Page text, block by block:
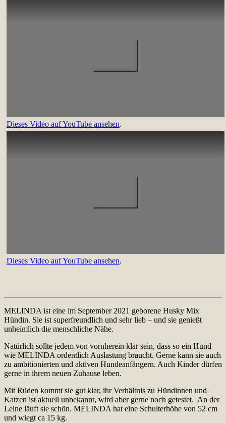
Dieses Video auf YouTube ansehen.
Dieses Video auf YouTube ansehen.
MELINDA ist eine im September 2021 geborene Husky Mix
Hündin. Sie ist superfreundlich und sehr lieb – und sie genießt
unheimlich die menschliche Nähe.
Natürlich sollte jedem von vornherein klar sein, dass so ein Hund
wie MELINDA ordentlich Auslastung braucht. Gerne kann sie auch
zu ambitionierten und aktiven Hundeanfängern. Auch Kinder dürfen
gerne in ihrem neuen Zuhause leben.
Mit Rüden kommt sie gut klar, ihr Verhältnis zu Hündinnen und
Katzen ist aktuell unbekannt, wird aber gerne noch getestet. An der
Leine läuft sie schön. MELINDA hat eine Schulterhöhe von 52 cm
und wiegt ca 15 kg.